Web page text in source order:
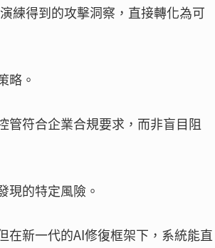
練得到的攻擊洞察，直接轉化為可
略。
管符合企業合規要求，而非盲目阻
現的特定風險。
在新一代的AI修復框架下，系統能直